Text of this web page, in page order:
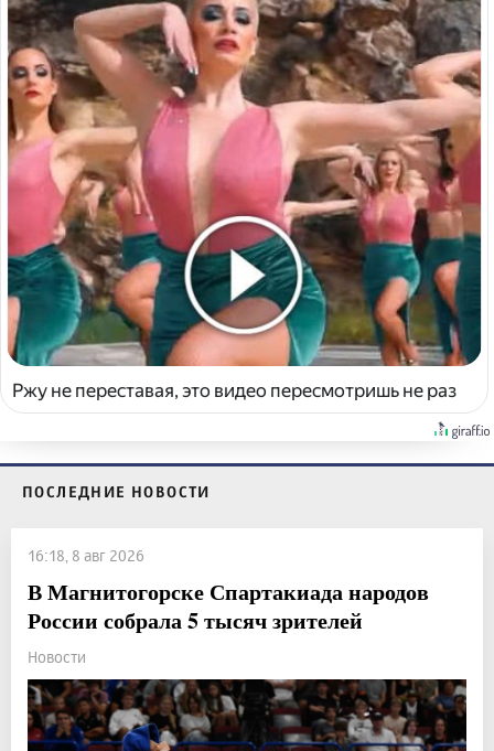
Ржу не переставая, это видео пересмотришь не раз
ПОСЛЕДНИЕ НОВОСТИ
16:18, 8 авг 2026
В Магнитогорске Спартакиада народов
России собрала 5 тысяч зрителей
Новости